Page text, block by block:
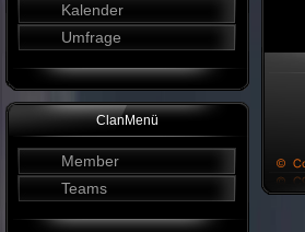
Kalender
Umfrage
ClanMenü
Member
Teams